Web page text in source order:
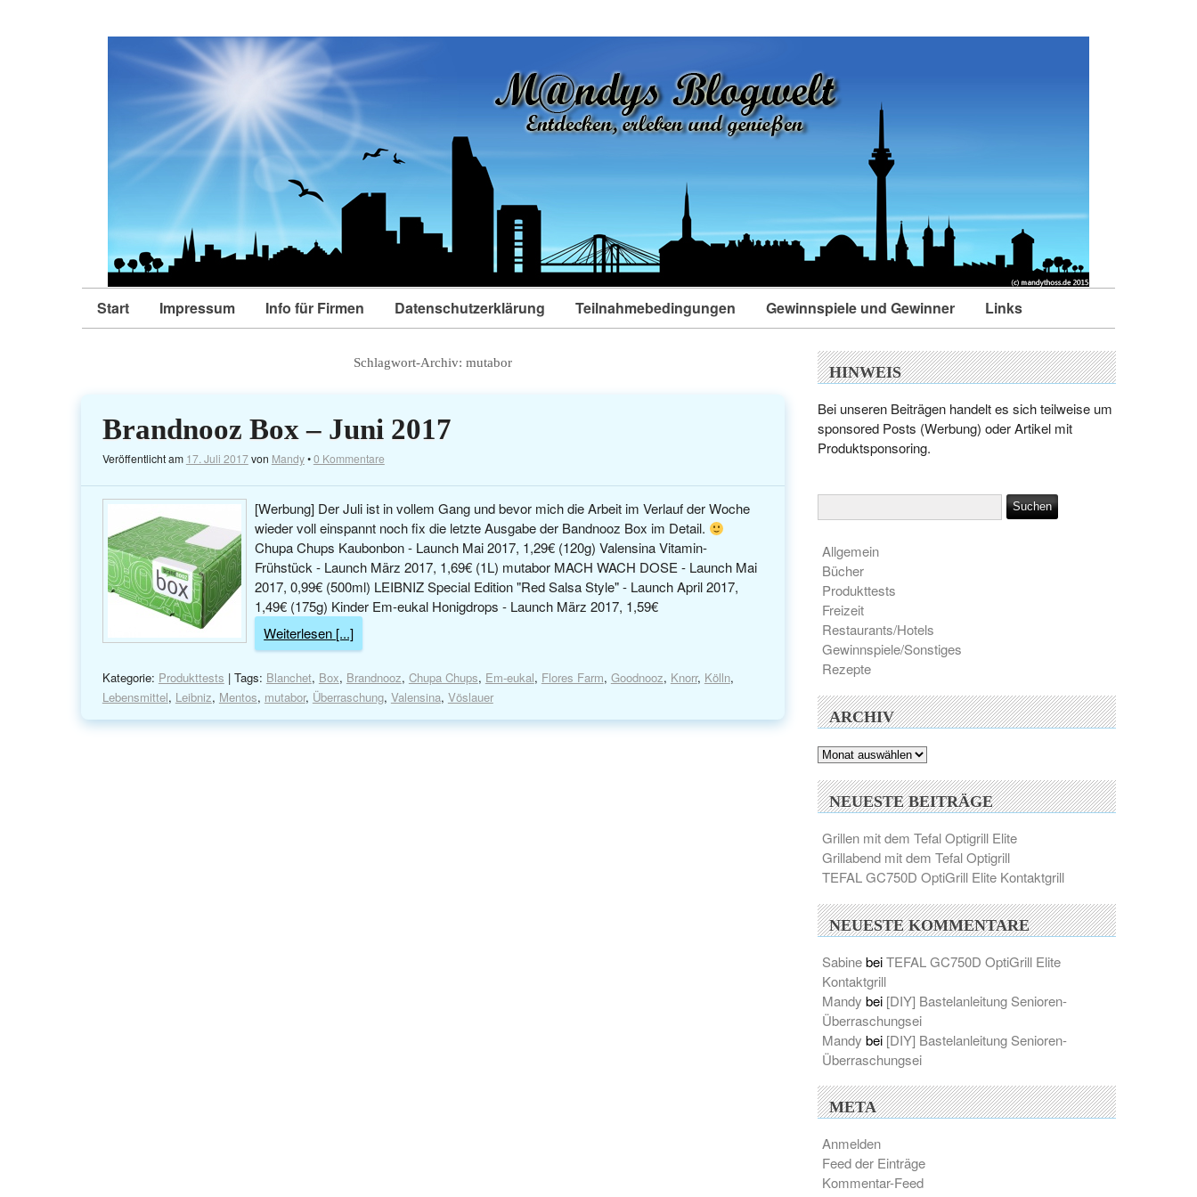
Start Impressum Info für Firmen Datenschutzerklärung Teilnahmebedingungen Gewinnspiele und Gewinner Links
Schlagwort-Archiv:mutabor
Brandnooz Box – Juni 2017
Veröffentlicht am 17. Juli 2017von Mandy•0 Kommentare
[Werbung] Der Juli ist in vollem Gang und bevor mich die Arbeit im Verlauf der Woche
wieder voll einspannt noch fix die letzte Ausgabe der Bandnooz Box im Detail.
Chupa Chups Kaubonbon - Launch Mai 2017, 1,29€ (120g) Valensina Vitamin-
Frühstück - Launch März 2017, 1,69€ (1L) mutabor MACH WACH DOSE - Launch Mai
2017, 0,99€ (500ml) LEIBNIZ Special Edition "Red Salsa Style" - Launch April 2017,
1,49€ (175g) Kinder Em-eukal Honigdrops - Launch März 2017, 1,59€
Weiterlesen [...]
Kategorie: Produkttests | Tags: Blanchet, Box, Brandnooz, Chupa Chups, Em-eukal, Flores Farm, Goodnooz, Knorr, Kölln,
Lebensmittel, Leibniz, Mentos, mutabor, Überraschung, Valensina, Vöslauer
HINWEIS
Bei unseren Beiträgen handelt es sich teilweise um
sponsored Posts (Werbung) oder Artikel mit
Produktsponsoring.
Allgemein
Bücher
Produkttests
Freizeit
Restaurants/Hotels
Gewinnspiele/Sonstiges
Rezepte
ARCHIV
Archiv
NEUESTE BEITRÄGE
Grillen mit dem Tefal Optigrill Elite
Grillabend mit dem Tefal Optigrill
TEFAL GC750D OptiGrill Elite Kontaktgrill
NEUESTE KOMMENTARE
SabinebeiTEFAL GC750D OptiGrill Elite
Kontaktgrill
Mandy bei [DIY] Bastelanleitung Senioren-
Überraschungsei
Mandy bei [DIY] Bastelanleitung Senioren-
Überraschungsei
META
Anmelden
Feed der Einträge
Kommentar-Feed